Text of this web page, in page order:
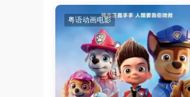
粤语动画电影